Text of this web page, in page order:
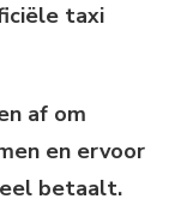
taxi
af om
en ervoor
betaalt.